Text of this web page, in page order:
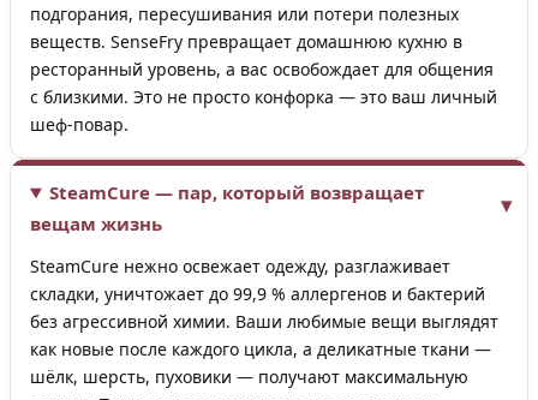
подгорания, пересушивания или потери полезных
веществ. SenseFry превращает домашнюю кухню в
ресторанный уровень, а вас освобождает для общения
с близкими. Это не просто конфорка — это ваш личный
шеф-повар.
SteamCure — пар, который возвращает
вещам жизнь
SteamCure нежно освежает одежду, разглаживает
складки, уничтожает до 99,9 % аллергенов и бактерий
без агрессивной химии. Ваши любимые вещи выглядят
как новые после каждого цикла, а деликатные ткани —
шёлк, шерсть, пуховики — получают максимальную